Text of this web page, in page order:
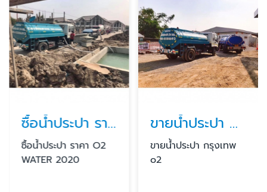
ซื้อน้ำประปา ราคา
ซื้อน้ำประปา ราคา O2
WATER 2020
ขายน้ำประปา กรุงเทพ
ขายน้ําประปา กรุงเทพ
o2